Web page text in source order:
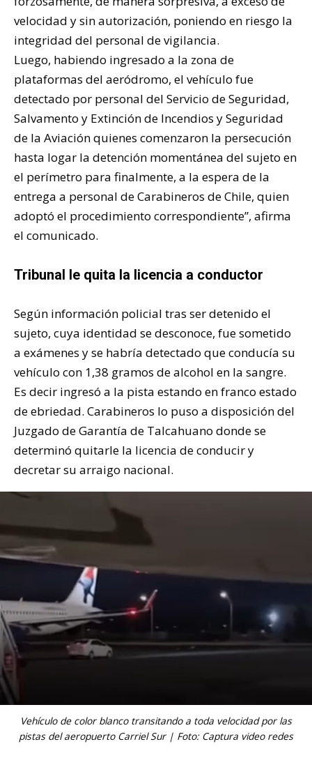
velocidad y sin autorización, poniendo en riesgo la
integridad del personal de vigilancia.
Luego, habiendo ingresado a la zona de
plataformas del aeródromo, el vehículo fue
detectado por personal del Servicio de Seguridad,
Salvamento y Extinción de Incendios y Seguridad
de la Aviación quienes comenzaron la persecución
hasta logar la detención momentánea del sujeto en
el perímetro para finalmente, a la espera de la
entrega a personal de Carabineros de Chile, quien
adoptó el procedimiento correspondiente”, afirma
el comunicado.
Tribunal le quita la licencia a conductor
Según información policial tras ser detenido el
sujeto, cuya identidad se desconoce, fue sometido
a exámenes y se habría detectado que conducía su
vehículo con 1,38 gramos de alcohol en la sangre.
Es decir ingresó a la pista estando en franco estado
de ebriedad. Carabineros lo puso a disposición del
Juzgado de Garantía de Talcahuano donde se
determinó quitarle la licencia de conducir y
decretar su arraigo nacional.
Vehículo de color blanco transitando a toda velocidad por las
pistas del aeropuerto Carriel Sur | Foto: Captura video redes